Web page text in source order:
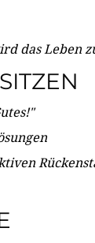
das Leben